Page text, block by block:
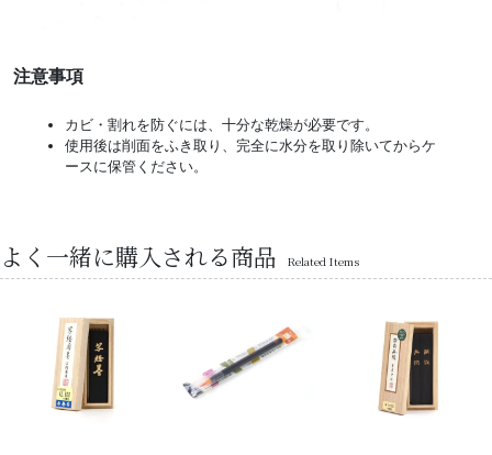
注意事項
カビ・割れを防ぐには、十分な乾燥が必要です。
使用後は削面をふき取り、完全に水分を取り除いてからケ
ースに保管ください。
よく一緒に購入される商品 Related Items